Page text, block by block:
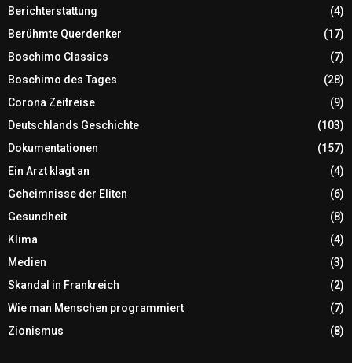
Berichterstattung
(4)
Berühmte Querdenker
(17)
Boschimo Classics
(7)
Boschimo des Tages
(28)
Corona Zeitreise
(9)
Deutschlands Geschichte
(103)
Dokumentationen
(157)
Ein Arzt klagt an
(4)
Geheimnisse der Eliten
(6)
Gesundheit
(8)
Klima
(4)
Medien
(3)
Skandal in Frankreich
(2)
Wie man Menschen programmiert
(7)
Zionismus
(8)